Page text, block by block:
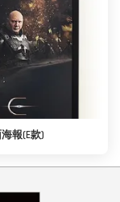
報(E款)